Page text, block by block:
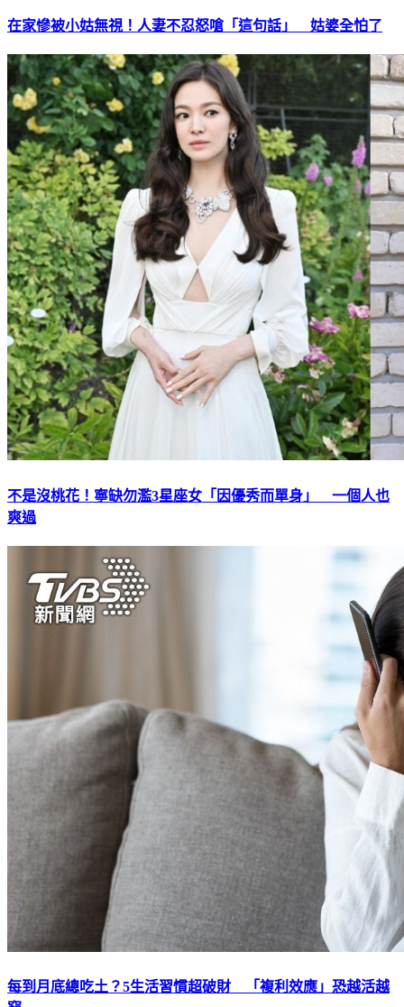
在家慘被小姑無視！人妻不忍怒嗆「這句話」 姑婆全怕了
不是沒桃花！寧缺勿濫3星座女「因優秀而單身」 一個人也
爽過
每到月底總吃土？5生活習慣超破財 「複利效應」恐越活越